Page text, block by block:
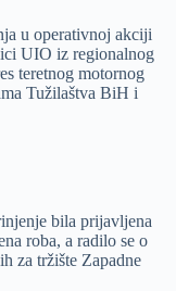
u operativnoj akciji
UIO iz regionalnog
teretnog motornog
Tužilaštva BiH i
bila prijavljena
roba, a radilo se o
za tržište Zapadne